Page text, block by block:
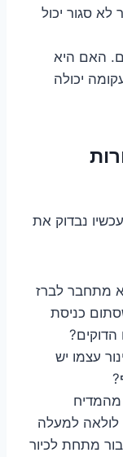
לא סגור יכול
האם היא
יכולה
נבדוק את
מתחבר לברז
כניסת
עצמו יש
מהמדיח
לולאה למעלה
מתחת לכיור